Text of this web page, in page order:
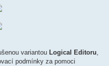
variantou Logical Editoru,
podmínky za pomoci